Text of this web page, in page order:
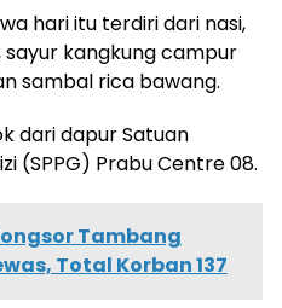
hari itu terdiri dari nasi,
kangkung campur
sambal rica bawang.
dari dapur Satuan
(SPPG) Prabu Centre 08.
Tambang
Total Korban 137